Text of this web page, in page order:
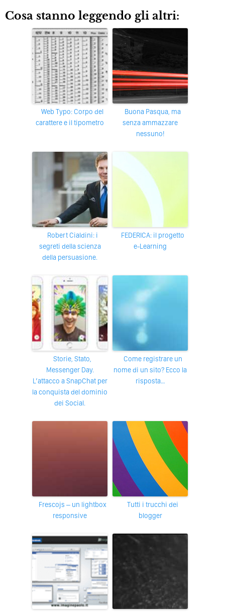
Cosa stanno leggendo gli altri:
Web Typo: Corpo del
carattere e il tipometro
Buona Pasqua, ma
senza ammazzare
nessuno!
Robert Cialdini: i
segreti della scienza
della persuasione.
FEDERICA: il progetto
e-Learning
Storie, Stato,
Messenger Day.
L’attacco a SnapChat per
la conquista del dominio
dei Social.
Come registrare un
nome di un sito? Ecco la
risposta…
frescojs – un lightbox
responsive
tutti i trucchi dei
blogger